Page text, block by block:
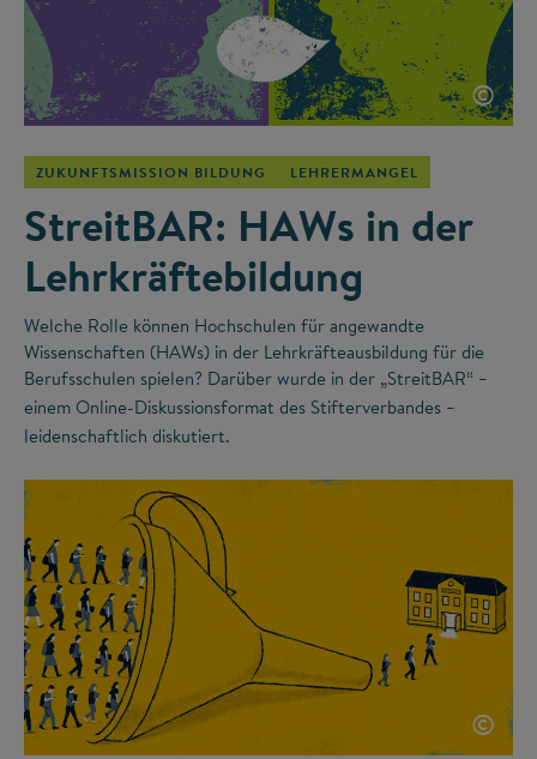
©
ZUKUNFTSMISSION BILDUNG LEHRERMANGEL
StreitBAR: HAWs in der
Lehrkräftebildung
Welche Rolle können Hochschulen für angewandte
Wissenschaften (HAWs) in der Lehrkräfteausbildung für die
Berufsschulen spielen? Darüber wurde in der „StreitBAR“ –
einem Online-Diskussionsformat des Stifterverbandes –
leidenschaftlich diskutiert.
©